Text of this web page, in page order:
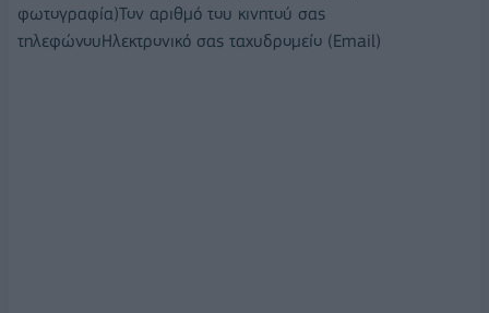
φωτογραφία)Τον αριθμό του κινητού σας
τηλεφώνουΗλεκτρονικό σας ταχυδρομείο (Email)